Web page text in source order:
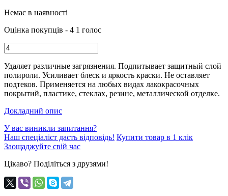
Немає в наявності
Оцінка покупців - 4 1 голос
Удаляет различные загрязнения. Подпитывает защитный слой
полироли. Усиливает блеск и яркость краски. Не оставляет
подтеков. Применяется на любых видах лакокрасочных
покрытий, пластике, стеклах, резине, металлической отделке.
Докладний опис
У вас виникли запитання?
Наш спеціаліст дасть відповідь! Купити товар в 1 клік
Заощаджуйте свій час
Цікаво? Поділіться з друзями!